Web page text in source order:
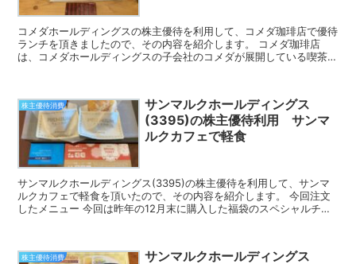
コメダホールディングスの株主優待を利用して、コメダ珈琲店で優待
ランチを頂きましたので、その内容を紹介します。 コメダ珈琲店
は、コメダホールディングスの子会社のコメダが展開している喫茶店
株主優待消費
サンマルクホールディングス
(3395)の株主優待利用 サンマ
ルクカフェで軽食
サンマルクホールディングス(3395)の株主優待を利用して、サンマ
ルクカフェで軽食を頂いたので、その内容を紹介します。 今回注文
したメニュー 今回は昨年の12月末に購入した福袋のスペシャルチケ
株主優待消費
サンマルクホールディングス